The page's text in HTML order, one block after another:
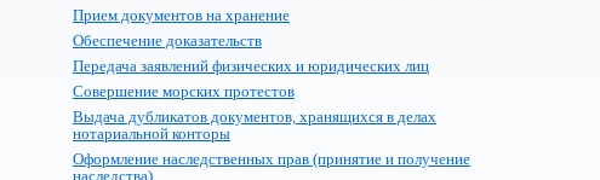
Прием документов на хранение
Обеспечение доказательств
Передача заявлений физических и юридических лиц
Совершение морских протестов
Выдача дубликатов документов, хранящихся в делах
нотариальной конторы
Оформление наследственных прав (принятие и получение
наследства)